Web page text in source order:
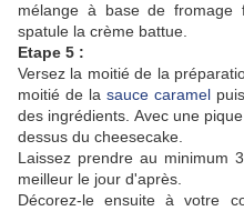
mélange à base de
spatule la crème battue.
Etape 5 :
Versez la moitié de la
moitié de la sauce caramelpuis
des ingrédients. Avec une
dessus du cheesecake.
Laissez prendre au minimum
meilleur le jour d'après.
Décorez-le ensuite à votre